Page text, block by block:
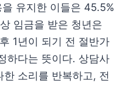
유지한 이들은 45.5%
임금을 받은 청년은
1년이 되기 전 절반가
하다는 뜻이다. 상담사
소리를 반복하고, 전